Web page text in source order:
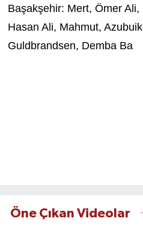
Başakşehir: Mert, Ömer
Hasan Ali, Mahmut,
Guldbrandsen, Demba Ba
Öne Çıkan Videolar